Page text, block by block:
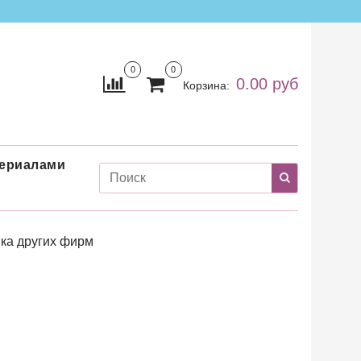
0 0
Корзина: 0.00 руб
других фирм